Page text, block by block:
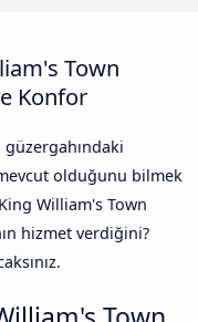
Town
Konfor
olduğunu bilmek
William's Town
hizmet verdiğini?